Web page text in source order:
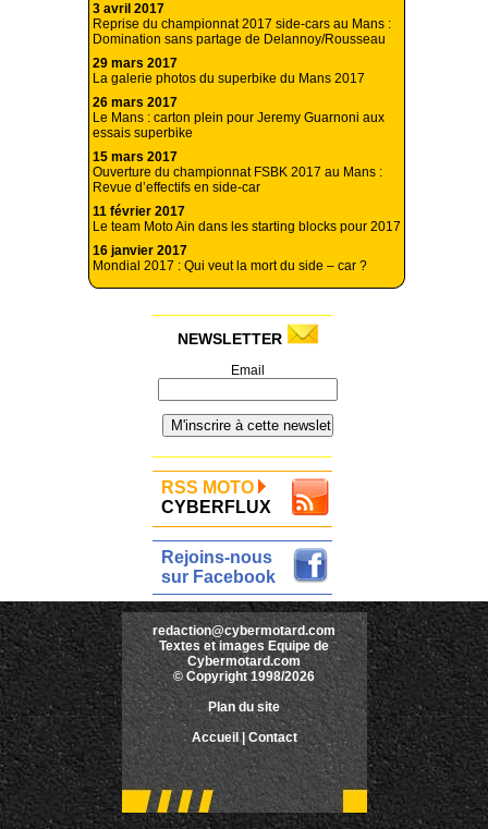
3 avril 2017
Reprise du championnat 2017 side-cars au Mans :
Domination sans partage de Delannoy/Rousseau
29 mars 2017
La galerie photos du superbike du Mans 2017
26 mars 2017
Le Mans : carton plein pour Jeremy Guarnoni aux
essais superbike
15 mars 2017
Ouverture du championnat FSBK 2017 au Mans :
Revue d’effectifs en side-car
11 février 2017
Le team Moto Ain dans les starting blocks pour 2017
16 janvier 2017
Mondial 2017 : Qui veut la mort du side – car ?
NEWSLETTER
Email
RSS MOTO
CYBERFLUX
Rejoins-nous
sur Facebook
redaction@cybermotard.com
Textes et images Equipe de
Cybermotard.com
© Copyright 1998/2026
Plan du site
Accueil |Contact